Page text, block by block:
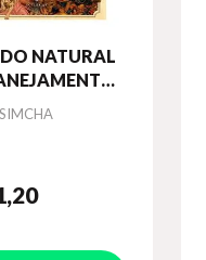
NATURAL
UM GUIA
,20